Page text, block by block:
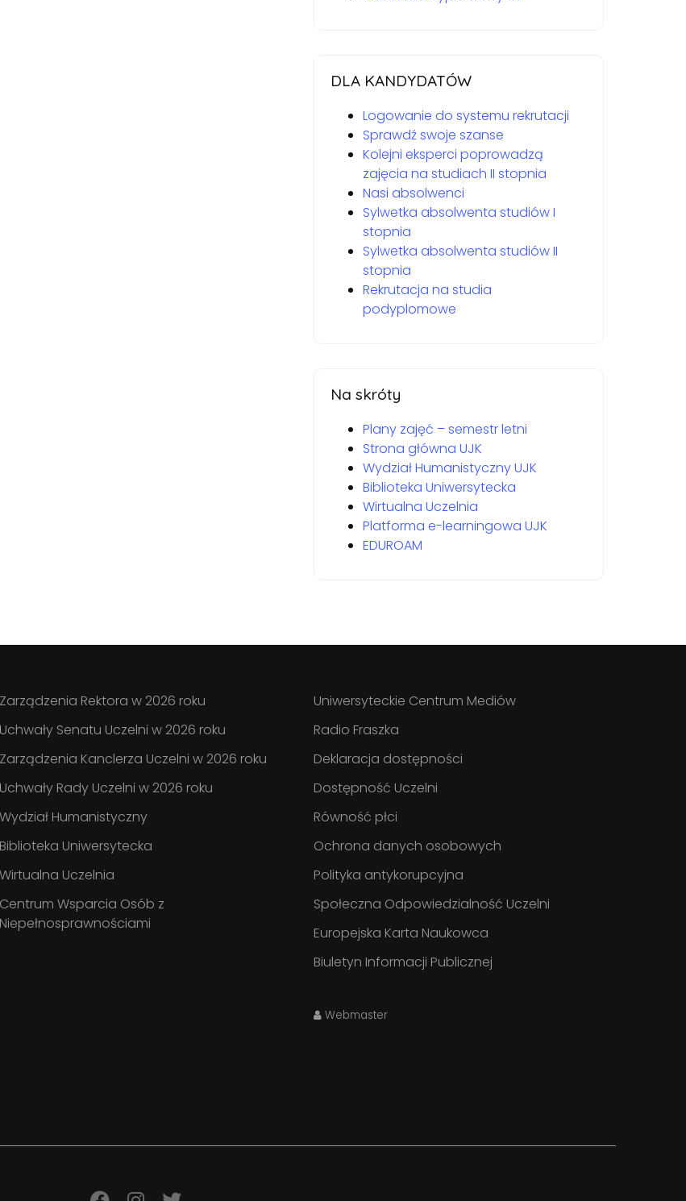
DLA KANDYDATÓW
Logowanie do systemu rekrutacji
Sprawdź swoje szanse
Kolejni eksperci poprowadzą
zajęcia na studiach II stopnia
Nasi absolwenci
Sylwetka absolwenta studiów I
stopnia
Sylwetka absolwenta studiów II
stopnia
Rekrutacja na studia
podyplomowe
Na skróty
Plany zajęć – semestr letni
Strona główna UJK
Wydział Humanistyczny UJK
Biblioteka Uniwersytecka
Wirtualna Uczelnia
Platforma e-learningowa UJK
EDUROAM
Zarządzenia Rektora w 2026 roku
Uchwały Senatu Uczelni w 2026 roku
Zarządzenia Kanclerza Uczelni w 2026 roku
Uchwały Rady Uczelni w 2026 roku
Wydział Humanistyczny
Biblioteka Uniwersytecka
Wirtualna Uczelnia
Centrum Wsparcia Osób z
Niepełnosprawnościami
Uniwersyteckie Centrum Mediów
Radio Fraszka
Deklaracja dostępności
Dostępność Uczelni
Równość płci
Ochrona danych osobowych
Polityka antykorupcyjna
Społeczna Odpowiedzialność Uczelni
Europejska Karta Naukowca
Biuletyn Informacji Publicznej
Webmaster